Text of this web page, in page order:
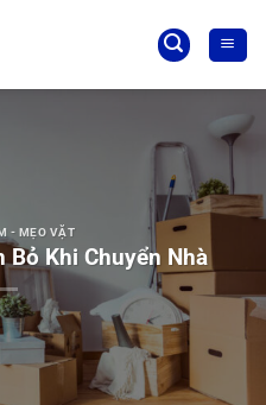
- MẸO VẶT
Bỏ Khi Chuyển Nhà